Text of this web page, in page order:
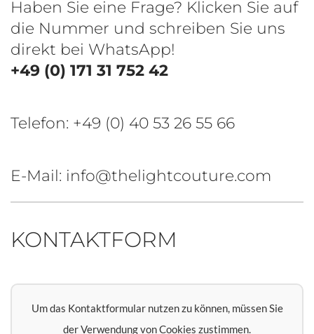
Haben Sie eine Frage? Klicken Sie auf
die Nummer und schreiben Sie uns
direkt bei WhatsApp!
+49 (0) 171 31 752 42
Telefon: +49 (0) 40 53 26 55 66
E-Mail: info@thelightcouture.com
KONTAKTFORM
Um das Kontaktformular nutzen zu können, müssen Sie
der Verwendung von Cookies zustimmen.